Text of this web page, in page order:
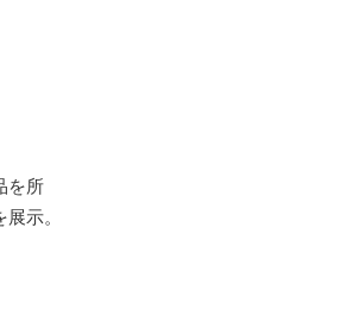
を所
示。